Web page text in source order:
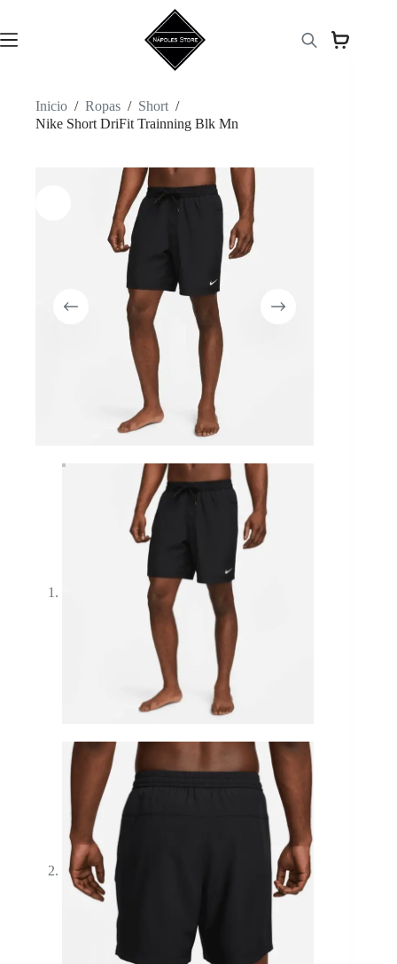
contenido
Inicio / Ropas / Short /
Nike Short DriFit Trainning Blk Mn